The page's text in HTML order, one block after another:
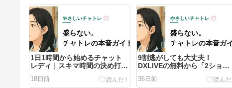
1日1時間から始めるチャット
レディ｜スキマ時間の決め打ち
18日前
9割逃がしても大丈夫！
DXLIVEの無料から「2ショッ
36日前